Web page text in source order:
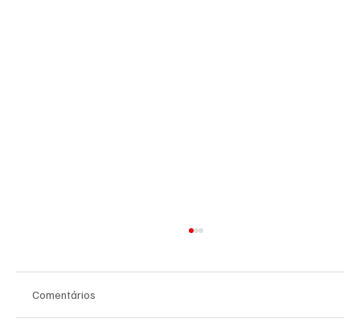
Comentários